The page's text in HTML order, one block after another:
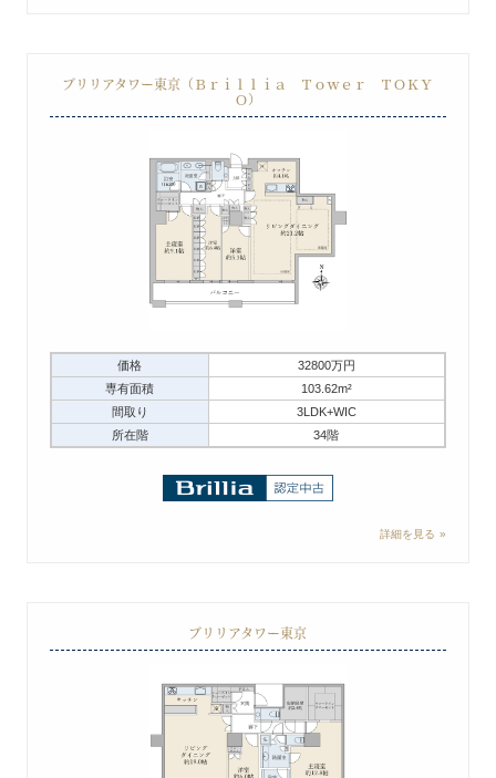
ブリリアタワー東京（Ｂｒｉｌｌｉａ Ｔｏｗｅｒ ＴＯＫＹ
Ｏ）
価格
32800万円
専有面積
103.62m²
間取り
3LDK+WIC
所在階
34階
詳細を見る
ブリリアタワー東京